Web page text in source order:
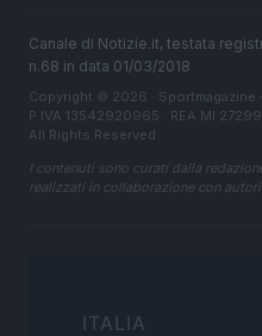
Canale di Notizie.it, testata
n.68 in data 01/03/2018
Copyright © 2026 · Sportmagazine
P.IVA 13542920965 · REA MI
All Rights Reserved
I contenuti sono curati dalla
realizzati in collaborazione con
ITALIA